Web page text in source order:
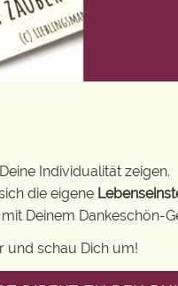
Individualität zeigen.
die eigene
Deinem Dankeschön-
und schau Dich um!